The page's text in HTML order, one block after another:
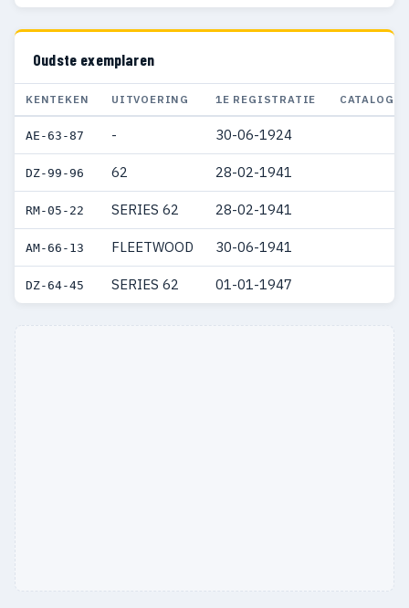
1951 7
1950 6 6
1949
1948
1947 5
1941 3
1924 1
Oudste exemplaren
KENTEKEN UITVOERING 1E REGISTRATIE
AE-63-87 - 30-06-1924
DZ-99-96 62 28-02-1941
RM-05-22 SERIES 62 28-02-1941
AM-66-13 FLEETWOOD 30-06-1941
DZ-64-45 SERIES 62 01-01-1947